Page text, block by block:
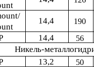
14,4 190
14,4 56
Никель-
13,2 50